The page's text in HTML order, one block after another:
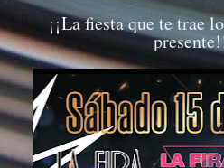
¡¡La fiesta que te trae